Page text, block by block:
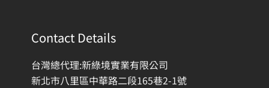
Contact Details
台灣總代理:新綠境實業有限公司
新北市八里區中華路二段165巷2-1號